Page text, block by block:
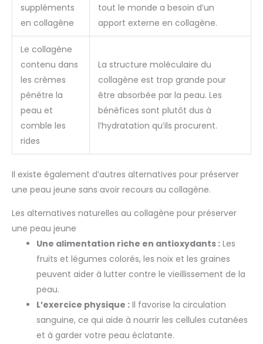
suppléments
en collagène
tout le monde a besoin d’un
apport externe en collagène.
Le collagène
contenu dans
les crèmes
pénètre la
peau et
comble les
rides
La structure moléculaire du
collagène est trop grande pour
être absorbée par la peau. Les
bénéfices sont plutôt dus à
l’hydratation qu’ils procurent.
Il existe également d’autres alternatives pour préserver
une peau jeune sans avoir recours au collagène.
Les alternatives naturelles au collagène pour préserver
une peau jeune
Une alimentation riche en antioxydants : Les
fruits et légumes colorés, les noix et les graines
peuvent aider à lutter contre le vieillissement de la
peau.
L’exercice physique : Il favorise la circulation
sanguine, ce qui aide à nourrir les cellules cutanées
et à garder votre peau éclatante.